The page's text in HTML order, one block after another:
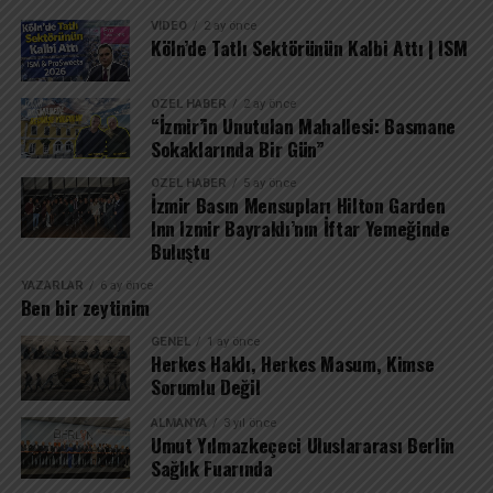
VIDEO 2 ay önce
Köln’de Tatlı Sektörünün Kalbi Attı | ISM
ÖZEL HABER 2 ay önce
“İzmir’in Unutulan Mahallesi: Basmane
Sokaklarında Bir Gün”
ÖZEL HABER 5 ay önce
İzmir Basın Mensupları Hilton Garden
Inn Izmir Bayraklı’nın İftar Yemeğinde
Buluştu
YAZARLAR 6 ay önce
Ben bir zeytinim
GENEL 1 ay önce
Herkes Haklı, Herkes Masum, Kimse
Sorumlu Değil
ALMANYA 3 yıl önce
Umut Yılmazkeçeci Uluslararası Berlin
Sağlık Fuarında